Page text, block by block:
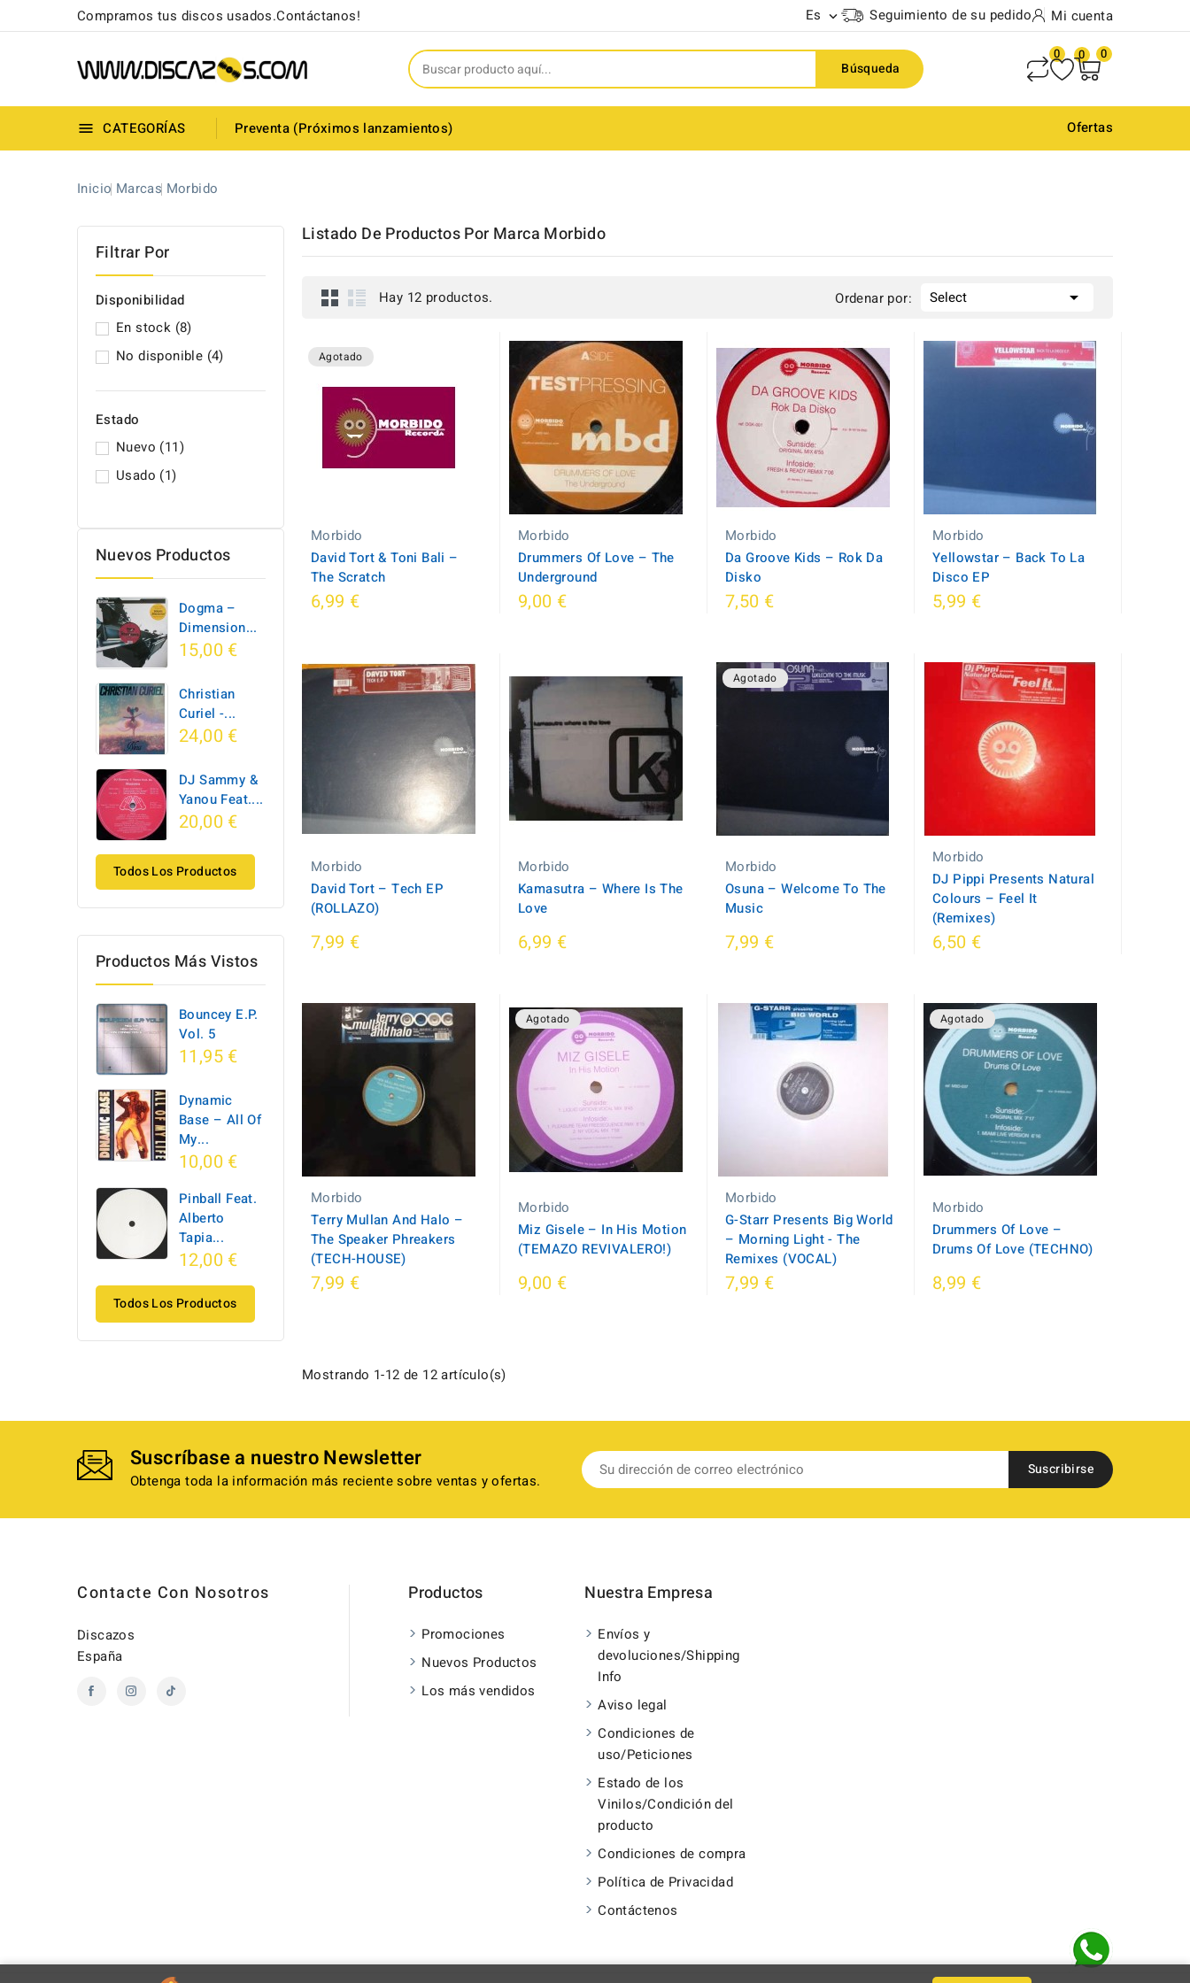
Compramos tus discos usados.Contáctanos! Es  Seguimiento de su pedido Mi cuenta
Búsqueda
0 0 0
 CATEGORÍAS Preventa (Próximos lanzamientos) Ofertas
Inicio Marcas Morbido
Filtrar Por
Disponibilidad
En stock (8)
No disponible (4)
Estado
Nuevo (11)
Usado (1)
Nuevos Productos
Dogma –
Dimension...
15,00 €
Christian
Curiel -...
24,00 €
DJ Sammy &
Yanou Feat....
20,00 €
Todos Los Productos
Productos Más Vistos
Bouncey E.P.
Vol. 5
11,95 €
Dynamic
Base ‎– All Of
My...
10,00 €
Pinball Feat.
Alberto
Tapia...
12,00 €
Todos Los Productos
Listado De Productos Por Marca Morbido
Hay 12 productos. Ordenar por: Select 
Agotado
Morbido
David Tort & Toni Bali ‎–
The Scratch
6,99 €
Morbido
Drummers Of Love ‎– The
Underground
9,00 €
Morbido
Da Groove Kids ‎– Rok Da
Disko
7,50 €
Morbido
Yellowstar ‎– Back To La
Disco EP
5,99 €
Morbido
David Tort ‎– Tech EP
(ROLLAZO)
7,99 €
Morbido
Kamasutra ‎– Where Is The
Love
6,99 €
Agotado
Morbido
Osuna ‎– Welcome To The
Music
7,99 €
Morbido
DJ Pippi Presents Natural
Colours ‎– Feel It
(Remixes)
6,50 €
Morbido
Terry Mullan And Halo ‎–
The Speaker Phreakers
(TECH-HOUSE)
7,99 €
Agotado
Morbido
Miz Gisele ‎– In His Motion
(TEMAZO REVIVALERO!)
9,00 €
Morbido
G-Starr Presents Big World
‎– Morning Light - The
Remixes (VOCAL)
7,99 €
Agotado
Morbido
Drummers Of Love ‎–
Drums Of Love (TECHNO)
8,99 €
Mostrando 1-12 de 12 artículo(s)
Suscríbase a nuestro Newsletter
Obtenga toda la información más reciente sobre ventas y ofertas.
Contacte Con Nosotros
Discazos
España
Productos
Promociones
Nuevos Productos
Los más vendidos
Nuestra Empresa
Envíos y
devoluciones/Shipping
Info
Aviso legal
Condiciones de
uso/Peticiones
Estado de los
Vinilos/Condición del
producto
Condiciones de compra
Política de Privacidad
Contáctenos